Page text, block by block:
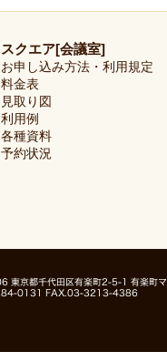
スクエア[会議室]
お申し込み方法・利用規定
料金表
見取り図
利用例
各種資料
予約状況